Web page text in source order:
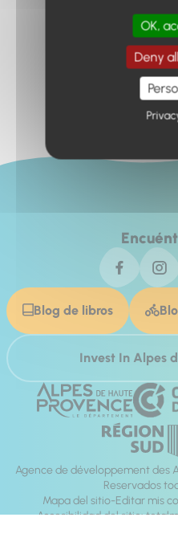
Retour
Blog de libros
Invest In Alpes
Agence de développement des
Reservados
Mapa del sitio Editar mis
Accesibilidad del sitio:
OK,
Deny